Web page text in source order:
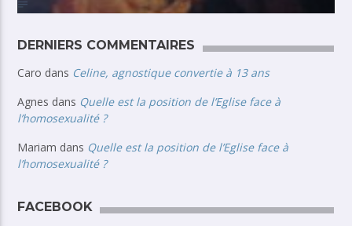
DERNIERS COMMENTAIRES
Caro dans Celine, agnostique convertie à 13 ans
Agnes dans Quelle est la position de l’Eglise face à
l’homosexualité ?
Mariam dans Quelle est la position de l’Eglise face à
l’homosexualité ?
FACEBOOK